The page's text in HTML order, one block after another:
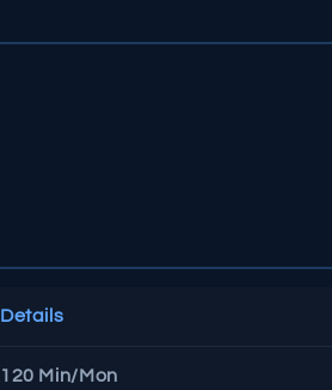
Details
120 Min/Mon